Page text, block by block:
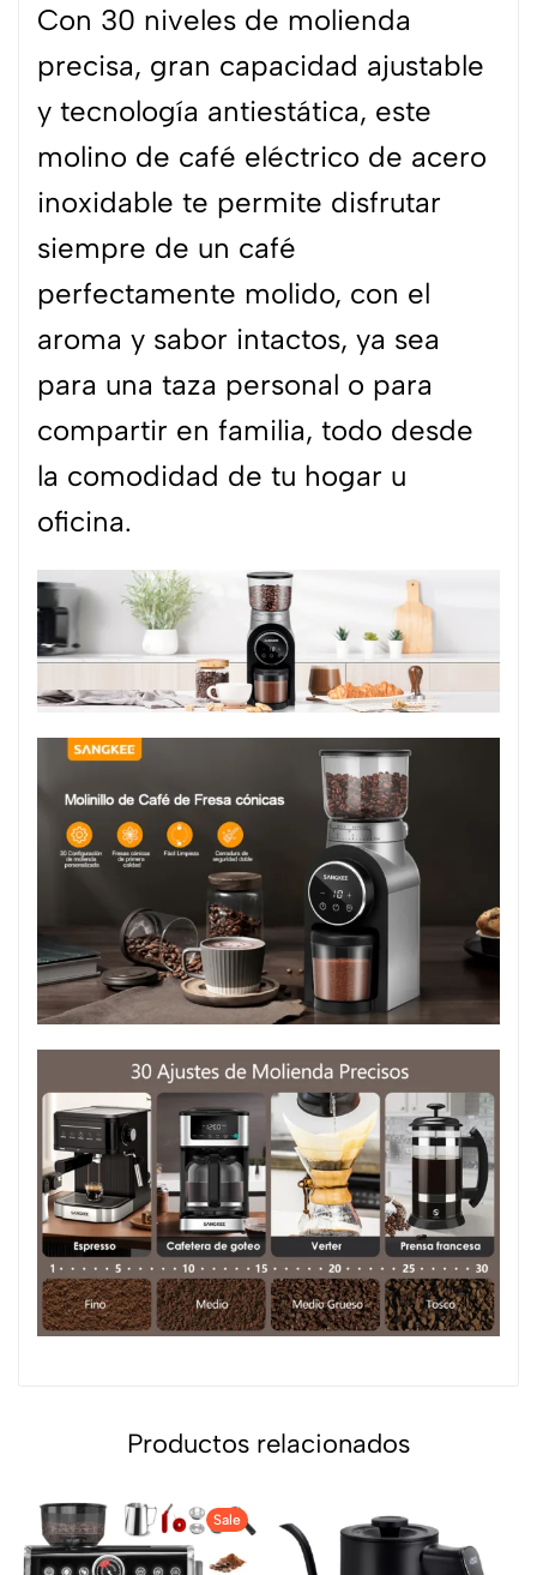
Con 30 niveles de molienda
precisa, gran capacidad ajustable
y tecnología antiestática, este
molino de café eléctrico de acero
inoxidable te permite disfrutar
siempre de un café
perfectamente molido, con el
aroma y sabor intactos, ya sea
para una taza personal o para
compartir en familia, todo desde
la comodidad de tu hogar u
oficina.
Productos relacionados
Sale